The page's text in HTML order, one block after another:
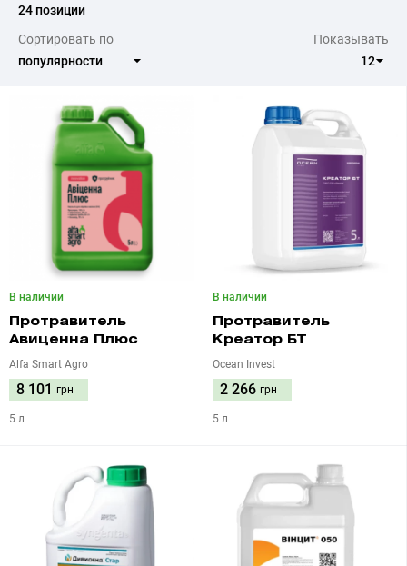
24 позиции
Сортировать по
Показывать
В наличии
Протравитель
Авиценна Плюс
Alfa Smart Agro
8 101 грн
5 л
В наличии
Протравитель
Креатор БТ
Ocean Invest
2 266 грн
5 л